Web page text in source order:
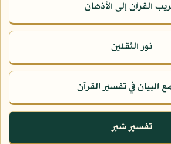
القرآن إلى الأذهان
نور الثقلين
البيان في تفسير القرآن
تفسير شبر